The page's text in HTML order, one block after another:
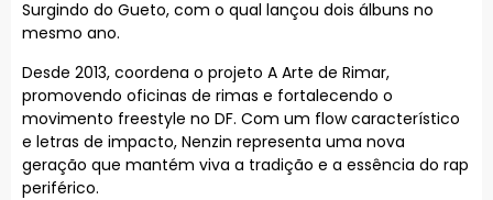
Surgindo do Gueto, com o qual lançou dois álbuns no
mesmo ano.
Desde 2013, coordena o projeto A Arte de Rimar,
promovendo oficinas de rimas e fortalecendo o
movimento freestyle no DF. Com um flow característico
e letras de impacto, Nenzin representa uma nova
geração que mantém viva a tradição e a essência do rap
periférico.